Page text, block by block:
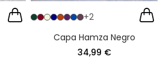
+2
Capa Hamza Negro
34,99 €